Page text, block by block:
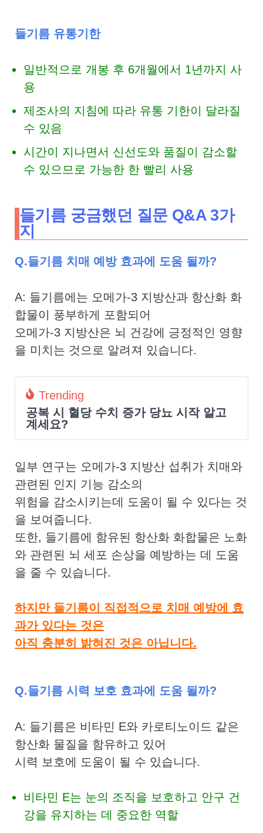
들기름 유통기한
일반적으로 개봉 후 6개월에서 1년까지 사
용
제조사의 지침에 따라 유통 기한이 달라질
수 있음
시간이 지나면서 신선도와 품질이 감소할
수 있으므로 가능한 한 빨리 사용
들기름 궁금했던 질문 Q&A 3가
지
Q.들기름 치매 예방 효과에 도움 될까?
A: 들기름에는 오메가-3 지방산과 항산화 화
합물이 풍부하게 포함되어
오메가-3 지방산은 뇌 건강에 긍정적인 영향
을 미치는 것으로 알려져 있습니다.
Trending
공복 시 혈당 수치 증가 당뇨 시작 알고
계세요?
일부 연구는 오메가-3 지방산 섭취가 치매와
관련된 인지 기능 감소의
위험을 감소시키는데 도움이 될 수 있다는 것
을 보여줍니다.
또한, 들기름에 함유된 항산화 화합물은 노화
와 관련된 뇌 세포 손상을 예방하는 데 도움
을 줄 수 있습니다.
하지만 들기름이 직접적으로 치매 예방에 효
과가 있다는 것은
아직 충분히 밝혀진 것은 아닙니다.
Q.들기름 시력 보호 효과에 도움 될까?
A: 들기름은 비타민 E와 카로티노이드 같은
항산화 물질을 함유하고 있어
시력 보호에 도움이 될 수 있습니다.
비타민 E는 눈의 조직을 보호하고 안구 건
강을 유지하는 데 중요한 역할